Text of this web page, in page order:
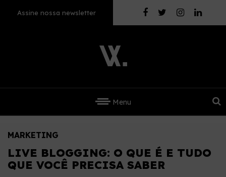
Assine nossa newsletter
Menu
MARKETING
LIVE BLOGGING: O QUE É E TUDO
QUE VOCÊ PRECISA SABER